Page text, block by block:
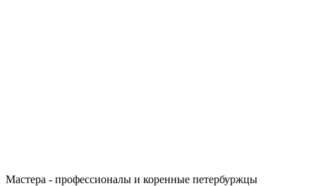
Мастера - профессионалы и коренные петербуржцы